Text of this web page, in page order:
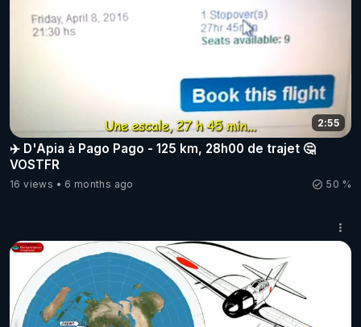
2:55
✈️ D'Apia à Pago Pago - 125 km, 28h00 de trajet 🤔
VOSTFR
16 views 6 months ago 50 %